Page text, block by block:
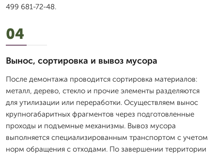
499 681-72-48.
04
Вынос, сортировка и вывоз мусора
После демонтажа проводится сортировка материалов:
металл, дерево, стекло и прочие элементы разделяются
для утилизации или переработки. Осуществляем вынос
крупногабаритных фрагментов через подготовленные
проходы и подъемные механизмы. Вывоз мусора
выполняется специализированным транспортом с учетом
норм обращения с отходами. По завершении территории